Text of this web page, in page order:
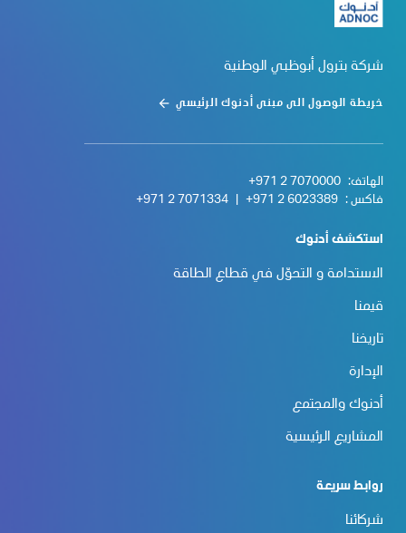
شركة بترول أبوظبي الوطنية
خريطة الوصول الى مبنى أدنوك الرئيسي
الهاتف: +971 2 7070000
فاكس : +971 2 6023389
+971 2 7071334
استكشف أدنوك
الاستدامة و التحوّل في قطاع الطاقة
قيمنا
تاريخنا
الإدارة
أدنوك والمجتمع
المشاريع الرئيسية
روابط سريعة
شركائنا